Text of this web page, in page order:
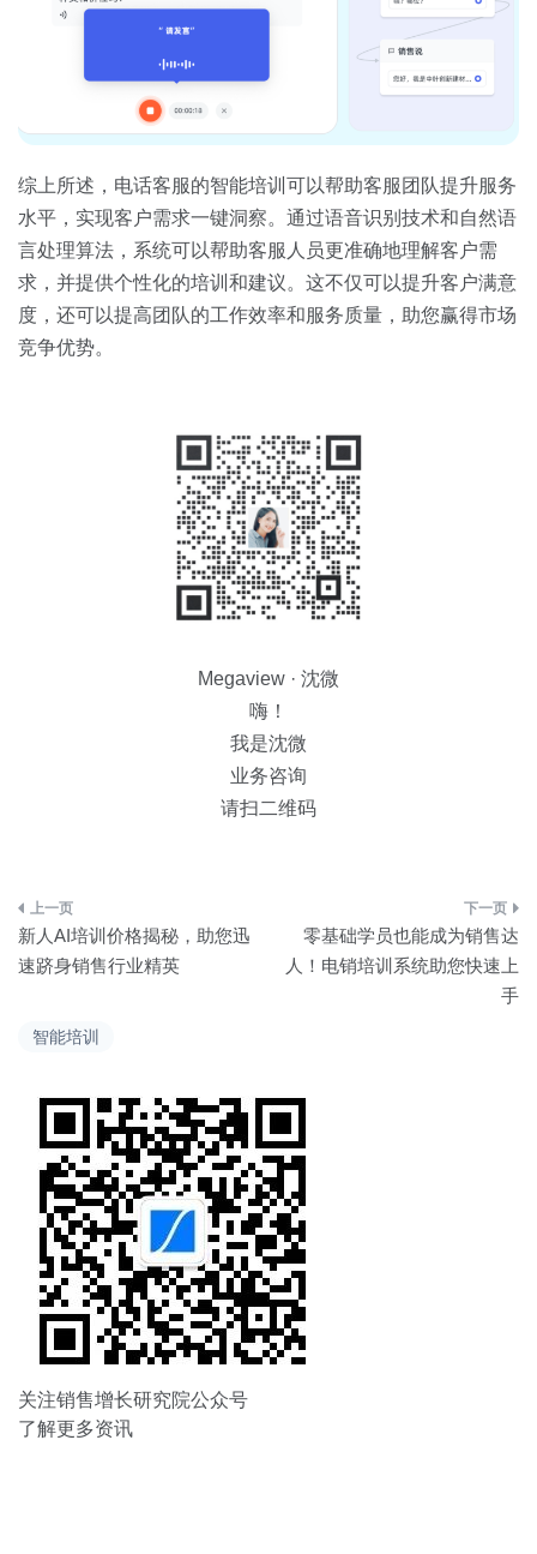
智能培训
综上所述，电话客服的智能培训可以帮助客服团队提升服务
水平，实现客户需求一键洞察。通过语音识别技术和自然语
言处理算法，系统可以帮助客服人员更准确地理解客户需
求，并提供个性化的培训和建议。这不仅可以提升客户满意
度，还可以提高团队的工作效率和服务质量，助您赢得市场
竞争优势。
Megaview · 沈微
嗨！
我是沈微
业务咨询
请扫二维码
文
章
新人AI培训价格揭秘，助您迅
速跻身销售行业精英
零基础学员也能成为销售达
人！电销培训系统助您快速上
手
关注销售增长研究院公众号
了解更多资讯